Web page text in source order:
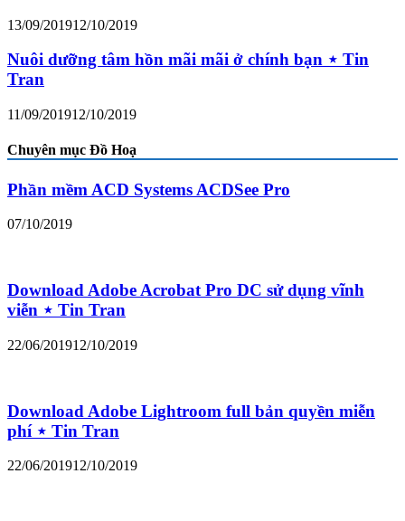
13/09/201912/10/2019
Nuôi dưỡng tâm hồn mãi mãi ở chính bạn ⋆ Tin
Tran
11/09/201912/10/2019
Chuyên mục Đồ Hoạ
Phần mềm ACD Systems ACDSee Pro
07/10/2019
Download Adobe Acrobat Pro DC sử dụng vĩnh
viễn ⋆ Tin Tran
22/06/201912/10/2019
Download Adobe Lightroom full bản quyền miễn
phí ⋆ Tin Tran
22/06/201912/10/2019